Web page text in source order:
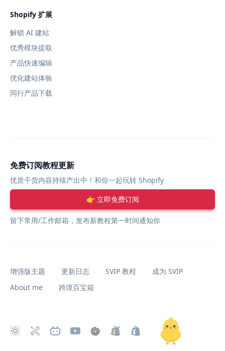
Shopify 扩展
解锁 AI 建站
优秀模块提取
产品快速编辑
优化建站体验
同行产品下载
免费订阅教程更新
优质干货内容持续产出中！和你一起玩转 Shopify
👉 立即免费订阅
留下常用/工作邮箱，发布新教程第一时间通知你
增强版主题 更新日志 SVIP 教程
成为 SVIP
About me
跨境百宝箱